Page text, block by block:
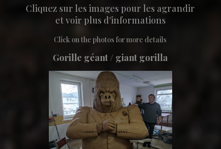
Cliquez sur les images pour les agrandir
et voir plus d’informations
Click on the photos for more details
Gorille géant / giant gorilla